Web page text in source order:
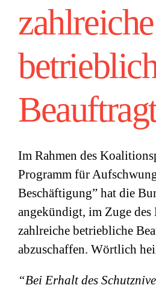
zahlreiche
Im Rahmen des
Programm für
Beschäftigung” hat die
angekündigt, im Zuge des
zahlreiche betriebliche
abzuschaffen. Wörtlich
“Bei Erhalt des